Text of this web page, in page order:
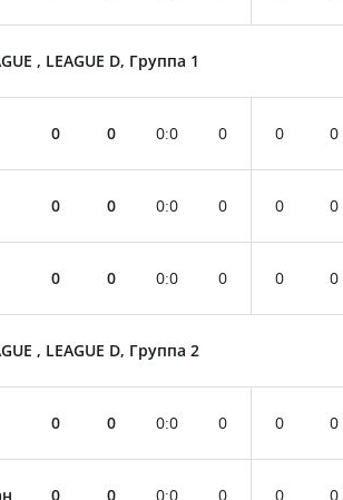
, LEAGUE D, Группа 1
0 0 0:0 0 0 0
0 0 0:0 0 0 0
0 0 0:0 0 0 0
, LEAGUE D, Группа 2
0 0 0:0 0 0 0
0 0 0:0 0 0 0